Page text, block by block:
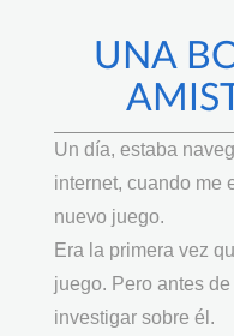
UNA
Un día, estaba
internet, cuando me
nuevo juego.
Era la primera vez
juego. Pero antes
investigar sobre él.